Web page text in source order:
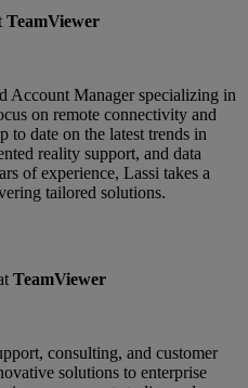
TeamViewer
Account Manager specializing in
on remote connectivity and
to date on the latest trends in
reality support, and data
of experience, Lassi takes a
tailored solutions.
TeamViewer
consulting, and customer
solutions to enterprise